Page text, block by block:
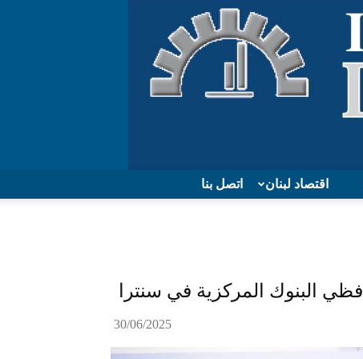
اتصل بنا اقتصاد لبنان
البنوك المركزية في سنترا
30/06/2025